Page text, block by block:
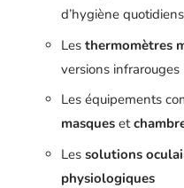
d’hygiène quotidiens
Les thermomètres
versions infrarouges
Les équipements
masques et
Les solutions
physiologiques